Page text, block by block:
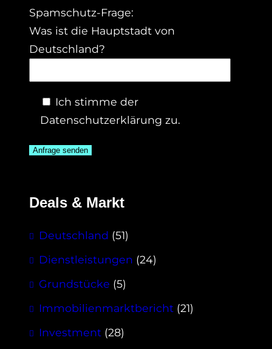
Spamschutz-Frage:
Was ist die Hauptstadt von
Deutschland?
Ich stimme der
Datenschutzerklärung zu.
Deals & Markt
Deutschland (51)
Dienstleistungen (24)
Grundstücke (5)
Immobilienmarktbericht (21)
Investment (28)